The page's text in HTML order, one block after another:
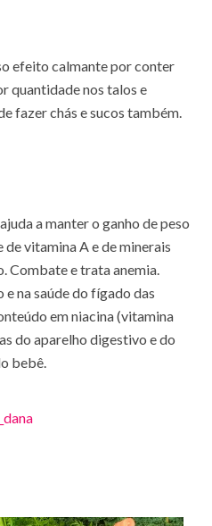
efeito calmante por conter
quantidade nos talos e
fazer chás e sucos também.
a manter o ganho de peso
de vitamina A e de minerais
Combate e trata anemia.
na saúde do fígado das
em niacina (vitamina
do aparelho digestivo e do
bebê.